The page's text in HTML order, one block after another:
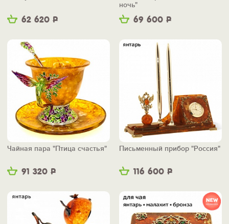
62 620 Р 69 600 Р
ночь"
91 320 Р
Чайная пара "Птица счастья"
116 600 Р
Письменный прибор "Россия"